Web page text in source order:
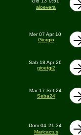
aloevera
Mer 07 Apr 10
Giorgio
Sab 18 Apr 26
gioetgi2
Mar 17 Set 24
Seba24
Dom 04 21:34
Maricactus